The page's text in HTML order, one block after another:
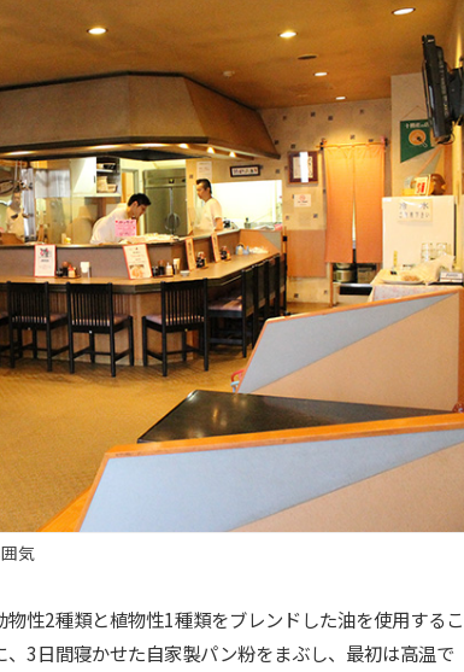
気
性2種類と植物性1種類をブレンドした油を使用するこ
3日間寝かせた自家製パン粉をまぶし、最初は高温で